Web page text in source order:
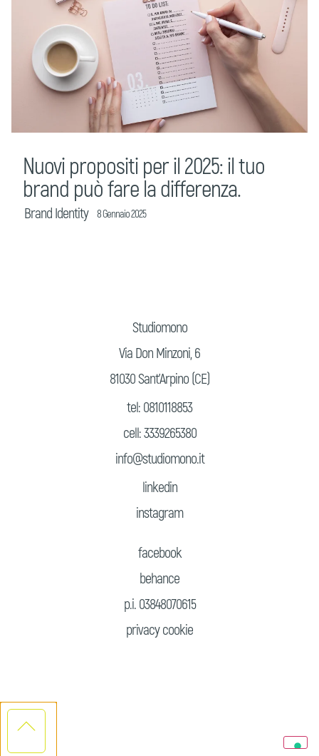
Nuovi propositi per il 2025: il tuo
brand può fare la differenza.
Brand Identity 8 Gennaio 2025
Studiomono
Via Don Minzoni, 6
81030 Sant’Arpino (CE)
tel: 0810118853
cell: 3339265380
info@studiomono.it
linkedin
instagram
facebook
behance
p.i. 03848070615
privacy cookie